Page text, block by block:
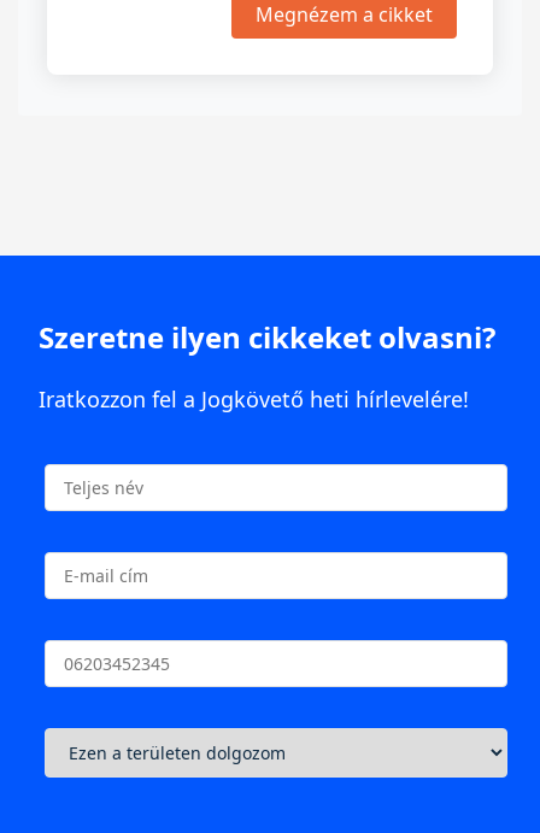
Megnézem a cikket
Szeretne ilyen cikkeket olvasni?
Iratkozzon fel a Jogkövető heti hírlevelére!